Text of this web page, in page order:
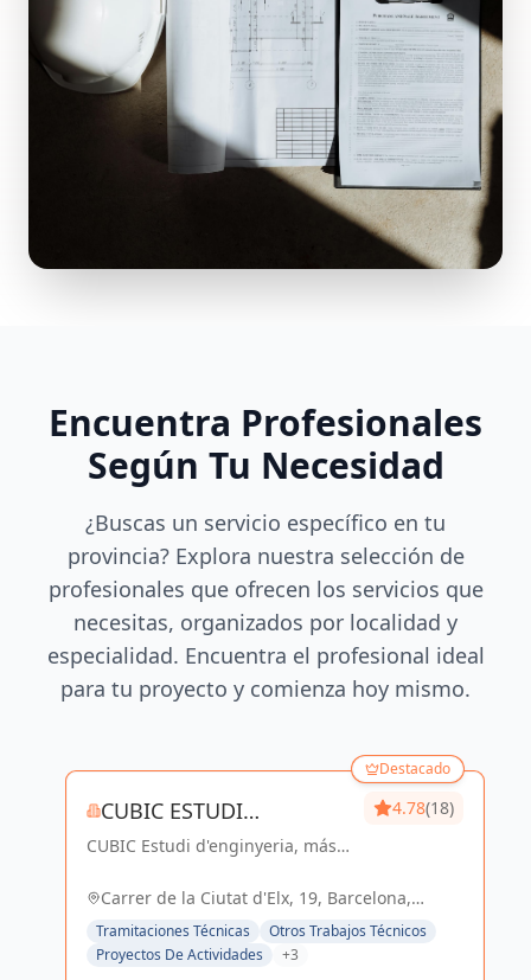
Encuentra Profesionales
Según Tu Necesidad
¿Buscas un servicio específico en tu
provincia? Explora nuestra selección de
profesionales que ofrecen los servicios que
necesitas, organizados por localidad y
especialidad. Encuentra el profesional ideal
para tu proyecto y comienza hoy mismo.
Destacado
CUBIC ESTUDI
D'ENGINYERIA S.L.
CUBIC Estudi d'enginyeria, más
de Arquitectura e Ingeniería con
4.78(18)
Carrer de la Ciutat d'Elx, 19, Barcelona,
España, España
Tramitaciones Técnicas
Otros Trabajos Técnicos
Proyectos De Actividades
+3